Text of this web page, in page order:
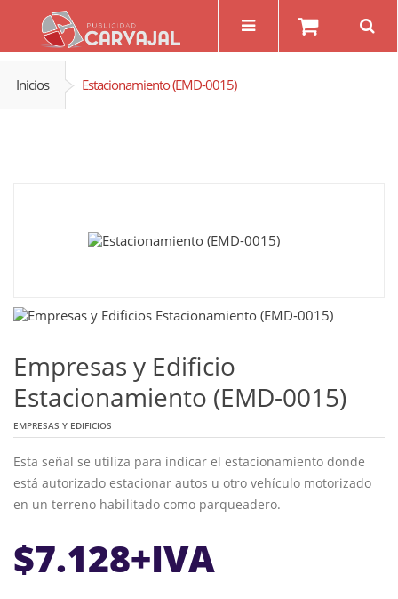
Inicios Estacionamiento (EMD-0015)
Empresas y Edificio
Estacionamiento (EMD-0015)
EMPRESAS Y EDIFICIOS
Esta señal se utiliza para indicar el estacionamiento donde
está autorizado estacionar autos u otro vehículo motorizado
en un terreno habilitado como parqueadero.
$7.128+IVA